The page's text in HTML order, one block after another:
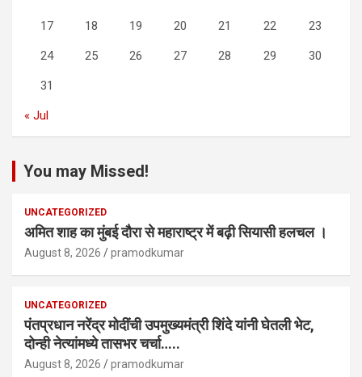
17 18 19 20 21 22 23
24 25 26 27 28 29 30
31
« Jul
You may Missed!
UNCATEGORIZED
अमित शाह का मुंबई दौरा से महाराष्ट्र में बढ़ी सियासी हलचल ।
August 8, 2026 pramodkumar
UNCATEGORIZED
पंतप्रधान नरेंद्र मोदींची उपमुख्यमंत्री शिंदे यांनी घेतली भेट,
दोन्ही नेत्यांमध्ये तासभर चर्चा…..
August 8, 2026 pramodkumar